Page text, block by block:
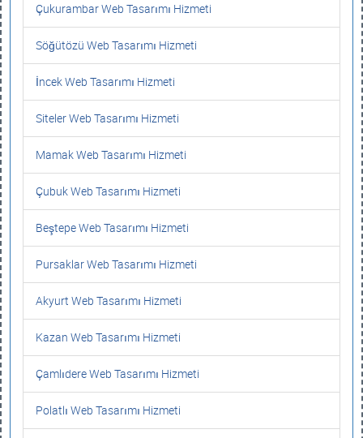
Çukurambar Web Tasarımı Hizmeti
Söğütözü Web Tasarımı Hizmeti
İncek Web Tasarımı Hizmeti
Siteler Web Tasarımı Hizmeti
Mamak Web Tasarımı Hizmeti
Çubuk Web Tasarımı Hizmeti
Beştepe Web Tasarımı Hizmeti
Pursaklar Web Tasarımı Hizmeti
Akyurt Web Tasarımı Hizmeti
Kazan Web Tasarımı Hizmeti
Çamlıdere Web Tasarımı Hizmeti
Polatlı Web Tasarımı Hizmeti